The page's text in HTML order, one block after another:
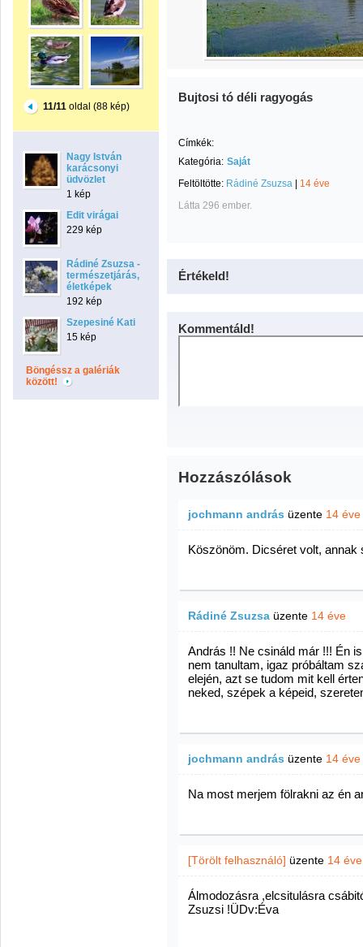
11/11oldal (88 kép)
Nagy István
karácsonyi
üdvözlet
1 kép
Edit virágai
229 kép
Rádiné Zsuzsa -
természetjárás,
életképek
192 kép
Szepesiné Kati
15 kép
Böngéssz a galériák
között!
Bujtosi tó déli ragyogás
Címkék:
Kategória: Saját
Feltöltötte: Rádiné Zsuzsa
14 éve
Látta 296 ember.
Értékeld!
Kommentáld!
Hozzászólások
jochmann andrás üzente 14 éve
Köszönöm. Dicséret volt, annak
Rádiné Zsuzsa üzente 14 éve
András !! Ne csináld már !!! Én
nem tanultam, igaz próbáltam
elején, azt se tudom mit kell
neked, szépek a képeid,
jochmann andrás üzente 14 éve
Na most merjem fölrakni az én
[Törölt felhasználó] üzente 14 éve
Álmodozásra ,elcsitulásra
Zsuzsi !ÜDv:Éva